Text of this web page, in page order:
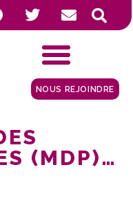
NOUS REJOINDRE
(MDP)…